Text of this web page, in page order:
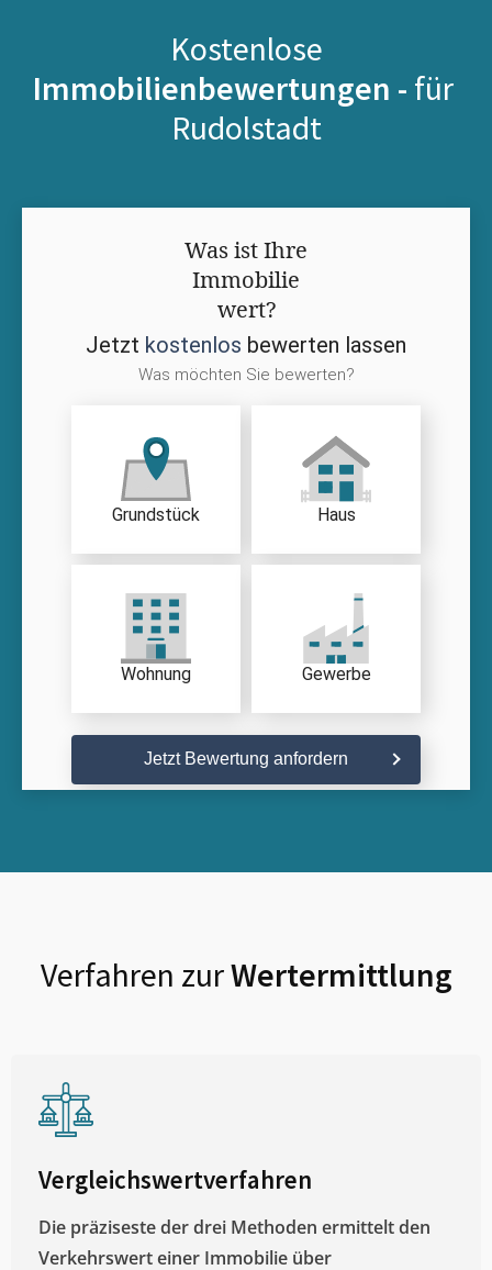
Kostenlose
Immobilienbewertungen - für
Rudolstadt
Was ist Ihre
Immobilie
wert?
Jetzt kostenlos bewerten lassen
Was möchten Sie bewerten?
Grundstück Haus
Wohnung Gewerbe
Jetzt Bewertung anfordern
Verfahren zurWertermittlung
Vergleichswertverfahren
Die präziseste der drei Methoden ermittelt den
Verkehrswert einer Immobilie über